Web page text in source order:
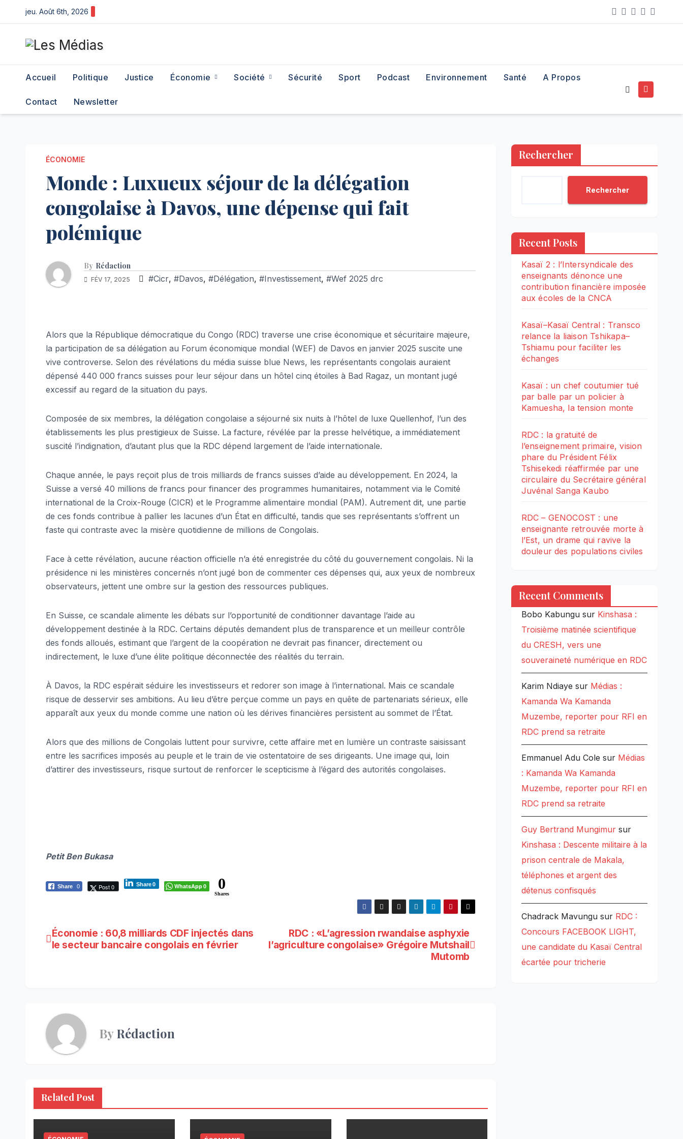
to
content
jeu. Août 6th, 2026
Accueil Politique Justice Économie Société Sécurité Sport Podcast Environnement Santé A Propos
Contact Newsletter
ÉCONOMIE
Monde : Luxueux séjour de la délégation
congolaise à Davos, une dépense qui fait
polémique
By Rédaction
FÉV 17, 2025 #Cicr, #Davos, #Délégation, #Investissement, #Wef 2025 drc
Alors que la République démocratique du Congo (RDC) traverse une crise économique et sécuritaire majeure,
la participation de sa délégation au Forum économique mondial (WEF) de Davos en janvier 2025 suscite une
vive controverse. Selon des révélations du média suisse blue News, les représentants congolais auraient
dépensé 440 000 francs suisses pour leur séjour dans un hôtel cinq étoiles à Bad Ragaz, un montant jugé
excessif au regard de la situation du pays.
Composée de six membres, la délégation congolaise a séjourné six nuits à l’hôtel de luxe Quellenhof, l’un des
établissements les plus prestigieux de Suisse. La facture, révélée par la presse helvétique, a immédiatement
suscité l’indignation, d’autant plus que la RDC dépend largement de l’aide internationale.
Chaque année, le pays reçoit plus de trois milliards de francs suisses d’aide au développement. En 2024, la
Suisse a versé 40 millions de francs pour financer des programmes humanitaires, notamment via le Comité
international de la Croix-Rouge (CICR) et le Programme alimentaire mondial (PAM). Autrement dit, une partie
de ces fonds contribue à pallier les lacunes d’un État en difficulté, tandis que ses représentants s’offrent un
faste qui contraste avec la misère quotidienne de millions de Congolais.
Face à cette révélation, aucune réaction officielle n’a été enregistrée du côté du gouvernement congolais. Ni la
présidence ni les ministères concernés n’ont jugé bon de commenter ces dépenses qui, aux yeux de nombreux
observateurs, jettent une ombre sur la gestion des ressources publiques.
En Suisse, ce scandale alimente les débats sur l’opportunité de conditionner davantage l’aide au
développement destinée à la RDC. Certains députés demandent plus de transparence et un meilleur contrôle
des fonds alloués, estimant que l’argent de la coopération ne devrait pas financer, directement ou
indirectement, le luxe d’une élite politique déconnectée des réalités du terrain.
À Davos, la RDC espérait séduire les investisseurs et redorer son image à l’international. Mais ce scandale
risque de desservir ses ambitions. Au lieu d’être perçue comme un pays en quête de partenariats sérieux, elle
apparaît aux yeux du monde comme une nation où les dérives financières persistent au sommet de l’État.
Alors que des millions de Congolais luttent pour survivre, cette affaire met en lumière un contraste saisissant
entre les sacrifices imposés au peuple et le train de vie ostentatoire de ses dirigeants. Une image qui, loin
d’attirer des investisseurs, risque surtout de renforcer le scepticisme à l’égard des autorités congolaises.
Petit Ben Bukasa
Share 0 Post 0 Share0 WhatsApp0 0
Shares
Navigation
RDC : «L’agression rwandaise asphyxie
l’agriculture congolaise» Grégoire Mutshail
Mutomb
Économie : 60,8 milliards CDF injectés dans
le secteur bancaire congolais en février
ByRédaction
Related Post
Rechercher
Rechercher
Recent Posts
Kasaï 2 : l’Intersyndicale des
enseignants dénonce une
contribution financière imposée
aux écoles de la CNCA
Kasaï–Kasaï Central : Transco
relance la liaison Tshikapa–
Tshiamu pour faciliter les
échanges
Kasaï : un chef coutumier tué
par balle par un policier à
Kamuesha, la tension monte
RDC : la gratuité de
l’enseignement primaire, vision
phare du Président Félix
Tshisekedi réaffirmée par une
circulaire du Secrétaire général
Juvénal Sanga Kaubo
RDC – GENOCOST : une
enseignante retrouvée morte à
l’Est, un drame qui ravive la
douleur des populations civiles
Recent Comments
Bobo Kabungusur Kinshasa :
Troisième matinée scientifique
du CRESH, vers une
souveraineté numérique en RDC
Karim Ndiaye sur Médias :
Kamanda Wa Kamanda
Muzembe, reporter pour RFI en
RDC prend sa retraite
Emmanuel Adu Cole sur Médias
: Kamanda Wa Kamanda
Muzembe, reporter pour RFI en
RDC prend sa retraite
Guy Bertrand Mungimursur
Kinshasa : Descente militaire à la
prison centrale de Makala,
téléphones et argent des
détenus confisqués
Chadrack Mavungusur RDC :
Concours FACEBOOK LIGHT,
une candidate du Kasaï Central
écartée pour tricherie